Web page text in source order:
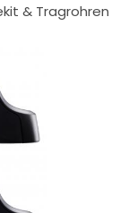
& Tragrohren